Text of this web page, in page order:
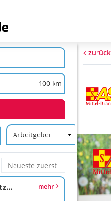
Arbeitgeber
Koordinator Erste-Hilfe und Selbstschutzkompetenz mehr
zurück